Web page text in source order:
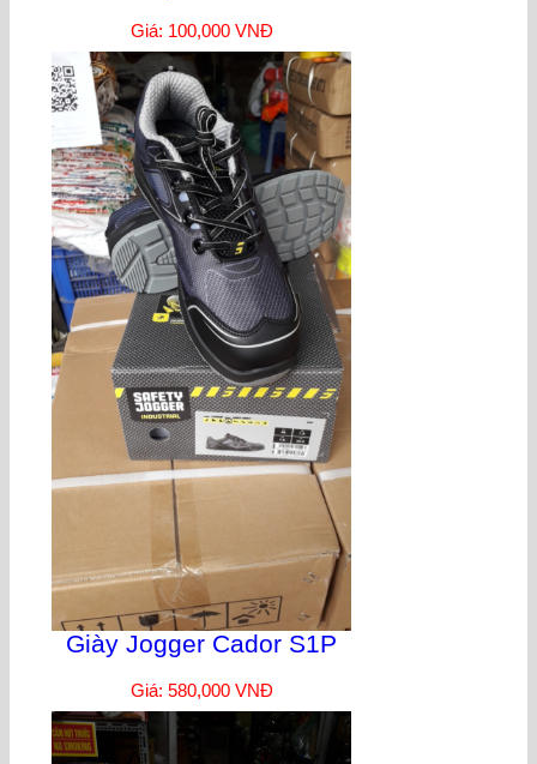
Giá: 100,000 VNĐ
Giày Jogger Cador S1P
Giá: 580,000 VNĐ